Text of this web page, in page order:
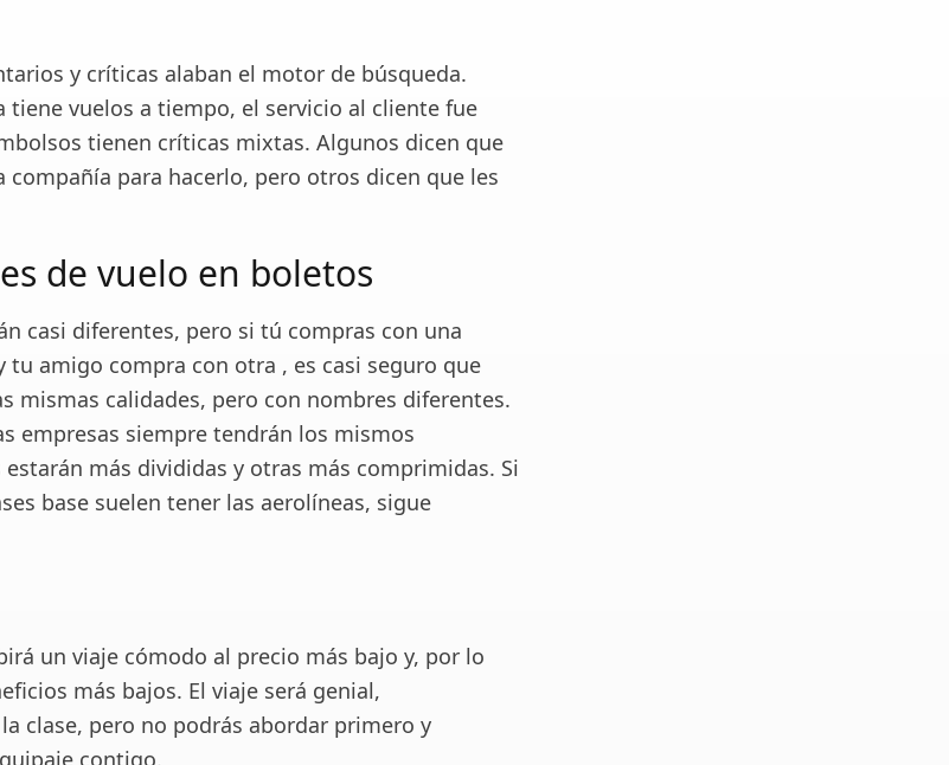
y críticas alaban el motor de búsqueda.
tiene vuelos a tiempo, el servicio al cliente fue
tienen críticas mixtas. Algunos dicen que
compañía para hacerlo, pero otros dicen que les
de vuelo en boletos
casi diferentes, pero si tú compras con una
tu amigo compra con otra , es casi seguro que
mismas calidades, pero con nombres diferentes.
empresas siempre tendrán los mismos
más divididas y otras más comprimidas. Si
base suelen tener las aerolíneas, sigue
un viaje cómodo al precio más bajo y, por lo
más bajos. El viaje será genial,
clase, pero no podrás abordar primero y
contigo.